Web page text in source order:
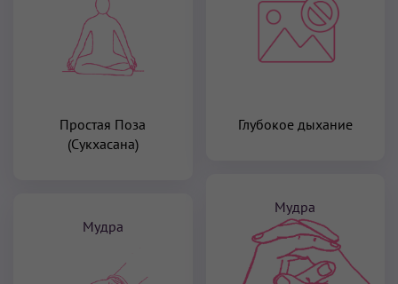
Простая Поза
(Сукхасана)
Глубокое дыхание
Мудра
Мудра